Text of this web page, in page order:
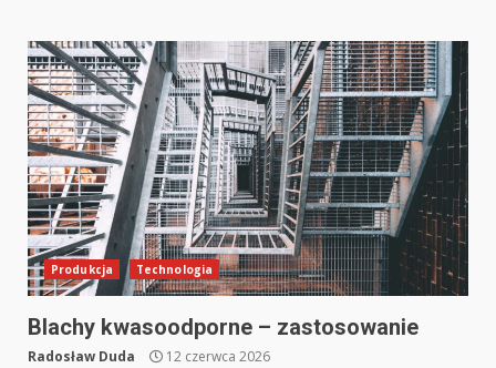
Produkcja Technologia
Blachy kwasoodporne – zastosowanie
Radosław Duda 12 czerwca 2026